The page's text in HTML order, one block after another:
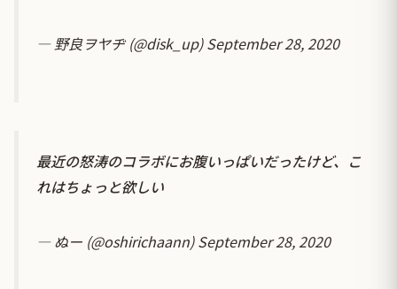
— 野良ヲヤヂ (@disk_up)September 28, 2020
最近の怒涛のコラボにお腹いっぱいだったけど、こ
れはちょっと欲しい
— ぬー (@oshirichaann)September 28, 2020